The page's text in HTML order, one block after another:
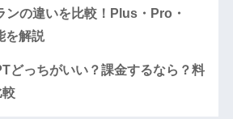
ンの違いを比較！Plus・Pro・
を解説
どっちがいい？課金するなら？料
較